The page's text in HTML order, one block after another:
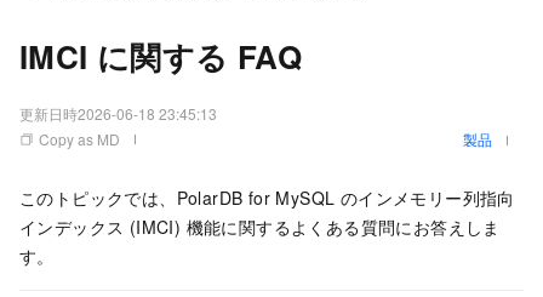
IMCI に関する FAQ
更新日時2026-06-18 23:45:13
Copy as MD
製品
このトピックでは、 PolarDB for MySQL のインメモリー列指向
インデックス (IMCI) 機能に関するよくある質問にお答えしま
す。